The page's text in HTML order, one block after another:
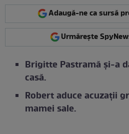
Adaugă-ne ca sursă
Urmărește
Brigitte Pastramă și-a
casă.
Robert aduce acuzații
mamei sale.